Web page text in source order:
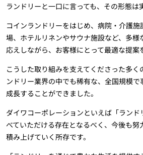
ランドリーと一口に言っても、その形態は
コインランドリーをはじめ、病院・介護
場、ホテルリネンやサウナ施設など、多
応えしながら、お客様にとって最適な提案
こうした取り組みを支えてくださった多く
ンドリー業界の中でも稀有な、全国規模で
成長することができました。
ダイワコーポレーションといえば「ラン
べていただける存在となるべく、今後も努
積み上げていく所存です。